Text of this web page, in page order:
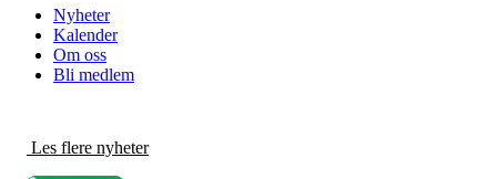
Nyheter
Kalender
Om oss
Bli medlem
Les flere nyheter